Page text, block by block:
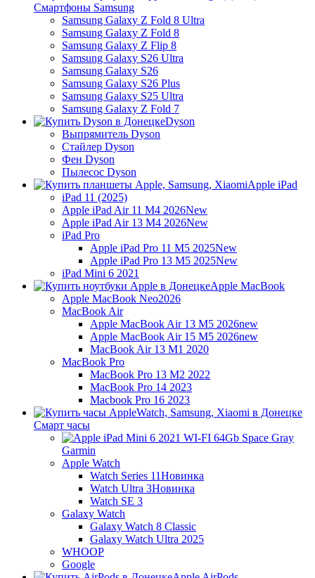
Смартфоны Samsung
Samsung Galaxy Z Fold 8 Ultra
Samsung Galaxy Z Fold 8
Samsung Galaxy Z Flip 8
Samsung Galaxy S26 Ultra
Samsung Galaxy S26
Samsung Galaxy S26 Plus
Samsung Galaxy S25 Ultra
Samsung Galaxy Z Fold 7
Dyson
Выпрямитель Dyson
Стайлер Dyson
Фен Dyson
Пылесос Dyson
Apple iPad
iPad 11 (2025)
Apple iPad Air 11 M4 2026New
Apple iPad Air 13 M4 2026New
iPad Pro
Apple iPad Pro 11 M5 2025New
Apple iPad Pro 13 M5 2025New
iPad Mini 6 2021
Apple MacBook
Apple MacBook Neo2026
MacBook Air
Apple MacBook Air 13 M5 2026new
Apple MacBook Air 15 M5 2026new
MacBook Air 13 M1 2020
MacBook Pro
MacBook Pro 13 M2 2022
MacBook Pro 14 2023
Macbook Pro 16 2023
Смарт часы
Garmin
Apple Watch
Watch Series 11Новинка
Watch Ultra 3Новинка
Watch SE 3
Galaxy Watch
Galaxy Watch 8 Classic
Galaxy Watch Ultra 2025
WHOOP
Google